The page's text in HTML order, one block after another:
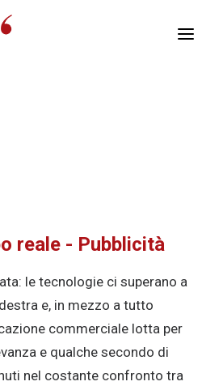
reale - Pubblicità
le tecnologie ci superano a
e, in mezzo a tutto
commerciale lotta per
e qualche secondo di
nel costante confronto tra